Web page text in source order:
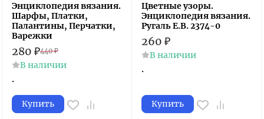
Энциклопедия вязания.
Шарфы, Платки,
Палантины, Перчатки,
Варежки
280 ₽440 ₽
В наличии
.
Купить
Цветные узоры.
Энциклопедия вязания.
Ругаль Е.В. 2374-0
260 ₽
В наличии
.
Купить